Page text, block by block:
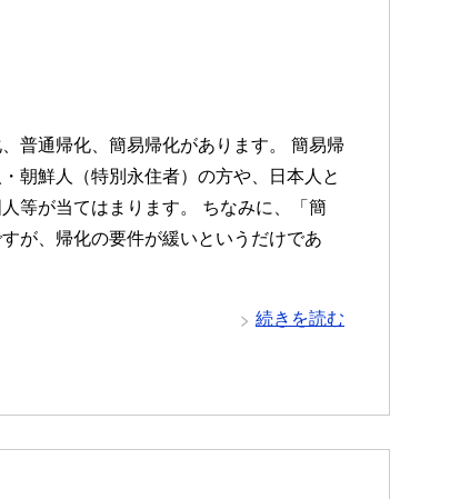
普通帰化、簡易帰化があります。 簡易帰
朝鮮人（特別永住者）の方や、日本人と
等が当てはまります。 ちなみに、「簡
が、帰化の要件が緩いというだけであ
続きを読む